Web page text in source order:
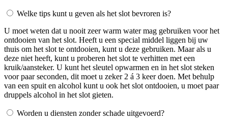
Welke tips kunt u geven als het slot bevroren is?
U moet weten dat u nooit zeer warm water mag gebruiken voor het
ontdooien van het slot. Heeft u een special middel liggen bij uw
thuis om het slot te ontdooien, kunt u deze gebruiken. Maar als u
deze niet heeft, kunt u proberen het slot te verhitten met een
kruik/aansteker. U kunt het sleutel opwarmen en in het slot steken
voor paar seconden, dit moet u zeker 2 á 3 keer doen. Met behulp
van een spuit en alcohol kunt u ook het slot ontdooien, u moet paar
druppels alcohol in het slot gieten.
Worden u diensten zonder schade uitgevoerd?